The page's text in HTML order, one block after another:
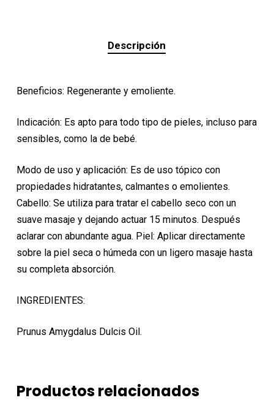
Descripción
Beneficios: Regenerante y emoliente.
Indicación: Es apto para todo tipo de pieles, incluso para
sensibles, como la de bebé.
Modo de uso y aplicación: Es de uso tópico con
propiedades hidratantes, calmantes o emolientes.
Cabello: Se utiliza para tratar el cabello seco con un
suave masaje y dejando actuar 15 minutos. Después
aclarar con abundante agua. Piel: Aplicar directamente
sobre la piel seca o húmeda con un ligero masaje hasta
su completa absorción.
INGREDIENTES:
Prunus Amygdalus Dulcis Oil.
Productos relacionados